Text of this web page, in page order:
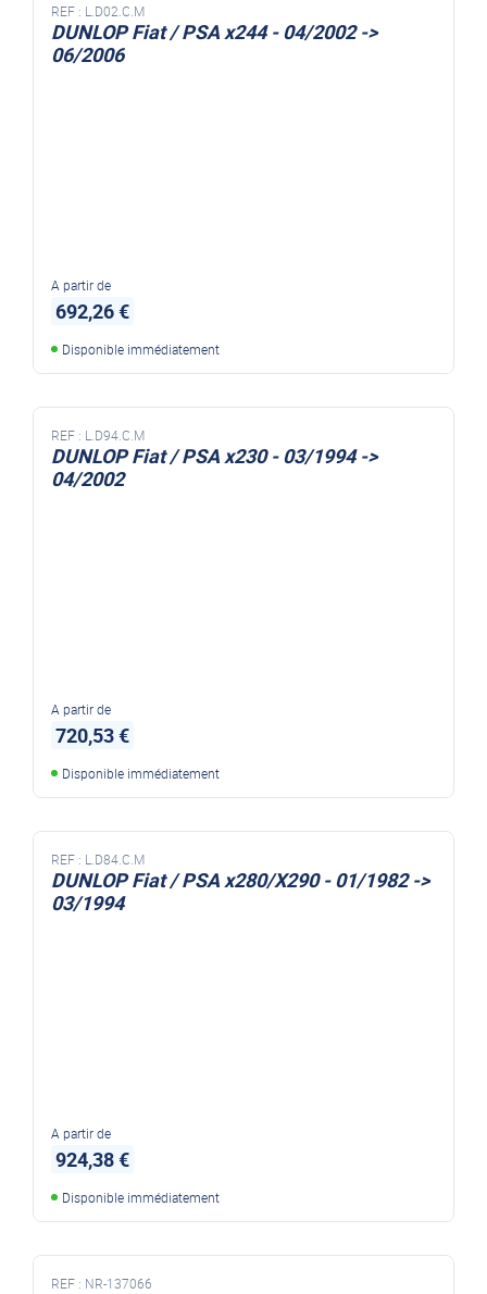
REF : L.D02.C.M
DUNLOP Fiat / PSA x244 - 04/2002 ->
06/2006
A partir de
692,26 €
Disponible immédiatement
REF : L.D94.C.M
DUNLOP Fiat / PSA x230 - 03/1994 ->
04/2002
A partir de
720,53 €
Disponible immédiatement
REF : L.D84.C.M
DUNLOP Fiat / PSA x280/X290 - 01/1982 ->
03/1994
A partir de
924,38 €
Disponible immédiatement
REF : NR-137066